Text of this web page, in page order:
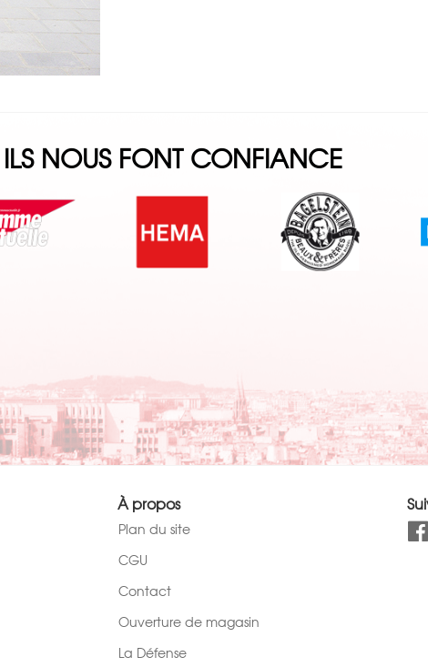
ILS NOUS FONT CONFIANCE
À propos
Plan du site
CGU
Contact
Ouverture de magasin
La Défense